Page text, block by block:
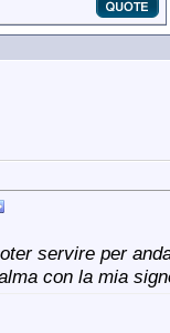
servire per
con la mia